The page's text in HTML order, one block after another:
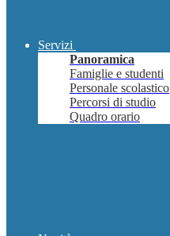
Servizi
Panoramica
Famiglie e studenti
Personale scolastico
Percorsi di studio
Quadro orario